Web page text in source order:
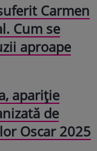
Carmen
Cum se
aproape
apariție
de
Oscar 2025